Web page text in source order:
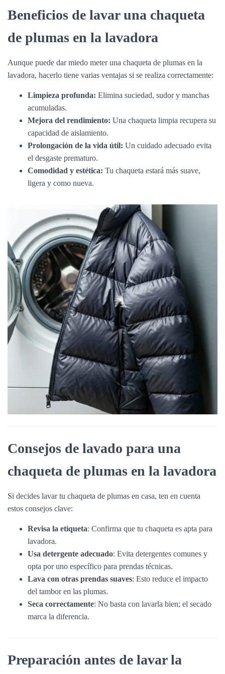
Beneficios de lavar una chaqueta
de plumas en la lavadora
Aunque puede dar miedo meter una chaqueta de plumas en la
lavadora, hacerlo tiene varias ventajas si se realiza correctamente:
Limpieza profunda: Elimina suciedad, sudor y manchas
acumuladas.
Mejora del rendimiento: Una chaqueta limpia recupera su
capacidad de aislamiento.
Prolongación de la vida útil: Un cuidado adecuado evita
el desgaste prematuro.
Comodidad y estética: Tu chaqueta estará más suave,
ligera y como nueva.
Consejos de lavado para una
chaqueta de plumas en la lavadora
Si decides lavar tu chaqueta de plumas en casa, ten en cuenta
estos consejos clave:
Revisa la etiqueta: Confirma que tu chaqueta es apta para
lavadora.
Usa detergente adecuado: Evita detergentes comunes y
opta por uno específico para prendas técnicas.
Lava con otras prendas suaves: Esto reduce el impacto
del tambor en las plumas.
Seca correctamente: No basta con lavarla bien; el secado
marca la diferencia.
Preparación antes de lavar la